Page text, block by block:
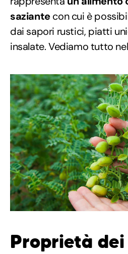
saziantecon cui è
dai sapori rustici, piatti
insalate. Vediamo tutto
Proprietà